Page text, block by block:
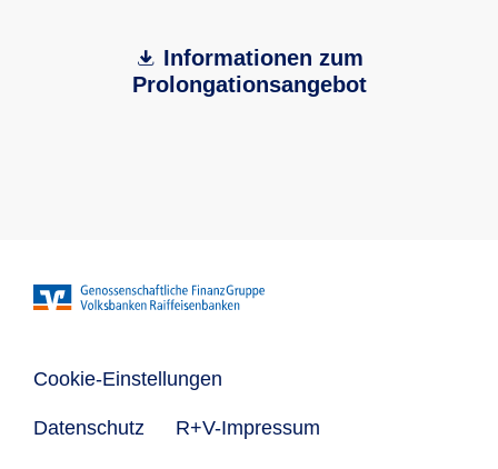
Informationen zum
Prolongationsangebot
Cookie-Einstellungen
Datenschutz R+V-Impressum